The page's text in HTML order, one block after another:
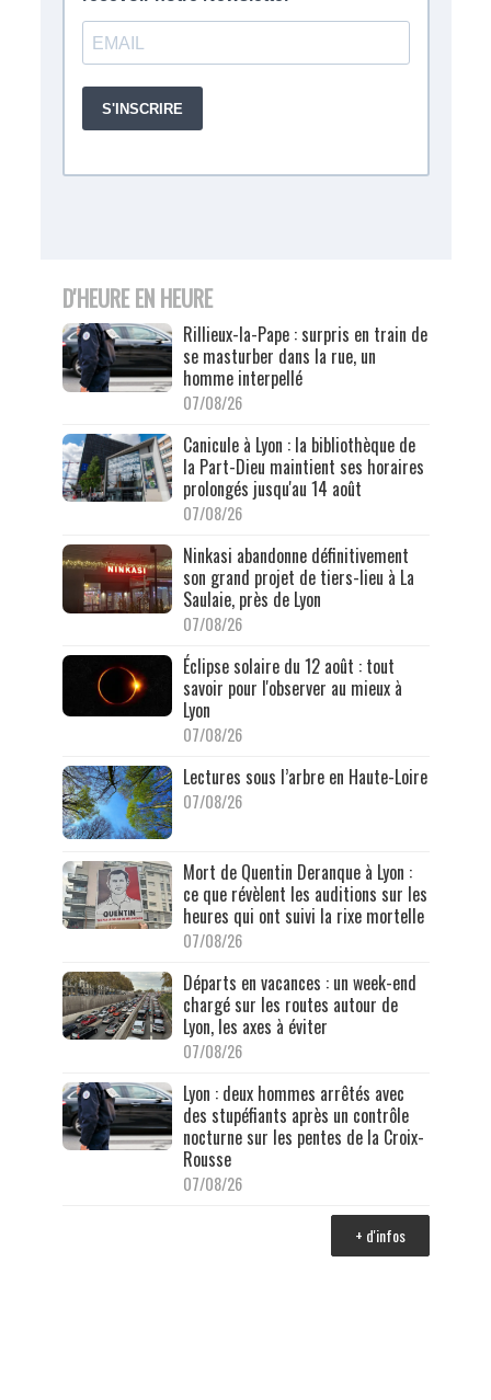
D'HEURE EN HEURE
Rillieux-la-Pape : surpris en train de
se masturber dans la rue, un
homme interpellé
07/08/26
Canicule à Lyon : la bibliothèque de
la Part-Dieu maintient ses horaires
prolongés jusqu'au 14 août
07/08/26
Ninkasi abandonne définitivement
son grand projet de tiers-lieu à La
Saulaie, près de Lyon
07/08/26
Éclipse solaire du 12 août : tout
savoir pour l'observer au mieux à
Lyon
07/08/26
Lectures sous l’arbre en Haute-Loire
07/08/26
Mort de Quentin Deranque à Lyon :
ce que révèlent les auditions sur les
heures qui ont suivi la rixe mortelle
07/08/26
Départs en vacances : un week-end
chargé sur les routes autour de
Lyon, les axes à éviter
07/08/26
Lyon : deux hommes arrêtés avec
des stupéfiants après un contrôle
nocturne sur les pentes de la Croix-
Rousse
07/08/26
+ d'infos